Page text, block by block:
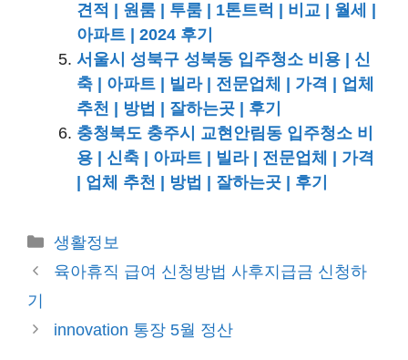
견적 | 원룸 | 투룸 | 1톤트럭 | 비교 | 월세 |
아파트 | 2024 후기
서울시 성북구 성북동 입주청소 비용 | 신
축 | 아파트 | 빌라 | 전문업체 | 가격 | 업체
추천 | 방법 | 잘하는곳 | 후기
충청북도 충주시 교현안림동 입주청소 비
용 | 신축 | 아파트 | 빌라 | 전문업체 | 가격
| 업체 추천 | 방법 | 잘하는곳 | 후기
카
테
생활정보
육아휴직 급여 신청방법 사후지급금 신청하
기
innovation 통장 5월 정산